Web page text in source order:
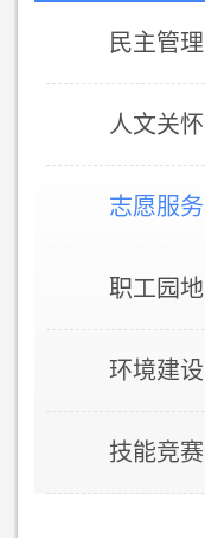
民主管理
人文关怀
志愿服务
职工园地
环境建设
技能竞赛